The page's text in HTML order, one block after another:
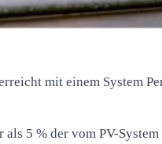
mit einem System
als 5 % der vom PV-